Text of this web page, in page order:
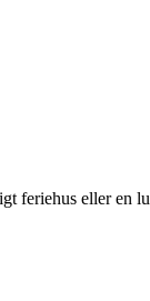
feriehus eller en